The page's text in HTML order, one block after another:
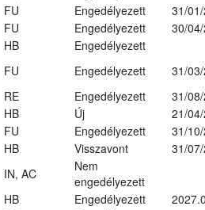
FU Engedélyezett
31/
FU Engedélyezett
30/
HB
Engedélyezett
FU Engedélyezett
31/
RE Engedélyezett
31/
HB Új
21/
FU Engedélyezett
31/
HB Visszavont
31/
IN, AC
Nem
engedélyezett
HB Engedélyezett